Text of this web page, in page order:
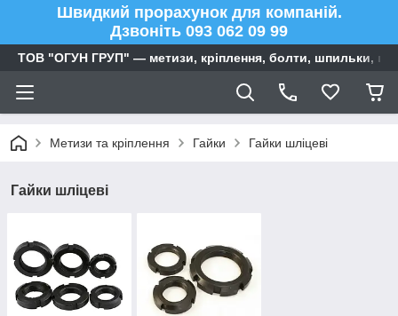
Швидкий прорахунок для компаній.
Дзвоніть 093 062 09 99
ТОВ "ОГУН ГРУП" — метизи, кріплення, болти, шпильки,
Метизи та кріплення Гайки Гайки шліцеві
Гайки шліцеві